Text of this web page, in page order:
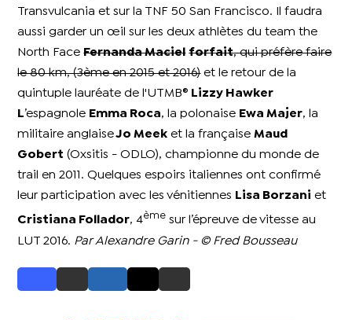
Transvulcania et sur la TNF 50 San Francisco. Il faudra
aussi garder un œil sur les deux athlètes du team the
North FaceFernanda Maciel forfait, qui préfère faire
le 80 km, (3ème en 2015 et 2016)et le retour de la
quintuple lauréate de l'UTMB® Lizzy Hawker
L’espagnole Emma Roca, la polonaise Ewa Majer, la
militaire anglaiseJo Meek et la françaiseMaud
Gobert (Oxsitis - ODLO), championne du monde de
trail en 2011. Quelques espoirs italiennes ont confirmé
leur participation avec les vénitiennes
Lisa Borzani et
Cristiana Follador, 4ème sur l’épreuve de vitesse au
LUT 2016.
Par Alexandre Garin - © Fred Bousseau